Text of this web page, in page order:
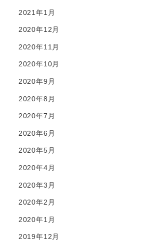
2021年1月
2020年12月
2020年11月
2020年10月
2020年9月
2020年8月
2020年7月
2020年6月
2020年5月
2020年4月
2020年3月
2020年2月
2020年1月
2019年12月